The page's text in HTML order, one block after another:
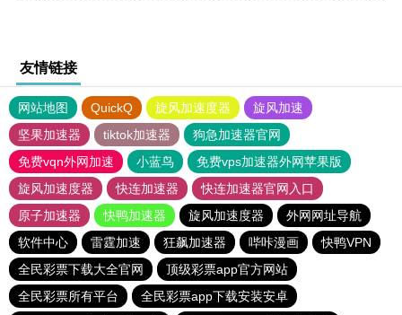
友情链接
网站地图 QuickQ 旋风加速度器
旋风加速
坚果加速器
tiktok加速器
狗急加速器官网
免费vqn外网加速
小蓝鸟
免费vps加速器外网苹果版
旋风加速度器
快连加速器
快连加速器官网入口
原子加速器
快鸭加速器 旋风加速度器
外网网址导航
软件中心
雷霆加速 狂飙加速器 哔咔漫画
快鸭VPN
全民彩票下载大全官网
顶级彩票app官方网站
全民彩票所有平台
全民彩票app下载安装安卓